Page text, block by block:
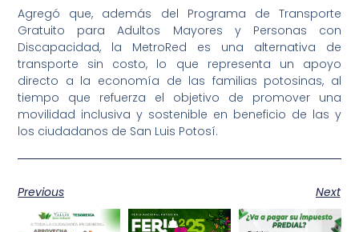
Agregó que, además del Programa de Transporte
Gratuito para Adultos Mayores y Personas con
Discapacidad, la MetroRed es una alternativa de
transporte sin costo, lo que representa un apoyo
directo a la economía de las familias potosinas, al
tiempo que refuerza el objetivo de promover una
movilidad inclusiva y sostenible en beneficio de las y
los ciudadanos de San Luis Potosí.
Previous Next